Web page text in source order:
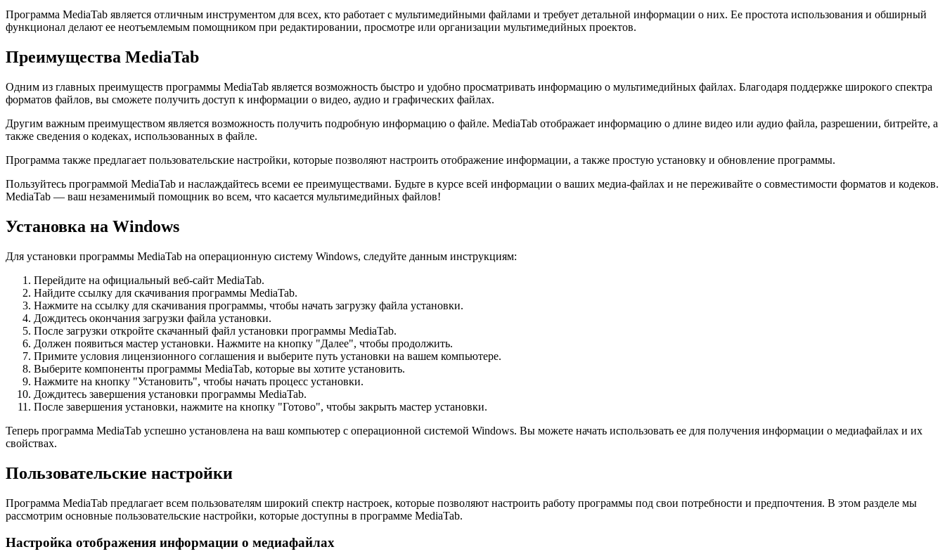
Программа MediaTab является отличным инструментом для всех, кто работает с мультимедийными файлами и требует детальной информации о них. Ее простота использования и обширный
функционал делают ее неотъемлемым помощником при редактировании, просмотре или организации мультимедийных проектов.
Преимущества MediaTab
Одним из главных преимуществ программы MediaTab является возможность быстро и удобно просматривать информацию о мультимедийных файлах. Благодаря поддержке широкого спектра
форматов файлов, вы сможете получить доступ к информации о видео, аудио и графических файлах.
Другим важным преимуществом является возможность получить подробную информацию о файле. MediaTab отображает информацию о длине видео или аудио файла, разрешении, битрейте, а
также сведения о кодеках, использованных в файле.
Программа также предлагает пользовательские настройки, которые позволяют настроить отображение информации, а также простую установку и обновление программы.
Пользуйтесь программой MediaTab и наслаждайтесь всеми ее преимуществами. Будьте в курсе всей информации о ваших медиа-файлах и не переживайте о совместимости форматов и кодеков.
MediaTab — ваш незаменимый помощник во всем, что касается мультимедийных файлов!
Установка на Windows
Для установки программы MediaTab на операционную систему Windows, следуйте данным инструкциям:
Перейдите на официальный веб-сайт MediaTab.
Найдите ссылку для скачивания программы MediaTab.
Нажмите на ссылку для скачивания программы, чтобы начать загрузку файла установки.
Дождитесь окончания загрузки файла установки.
После загрузки откройте скачанный файл установки программы MediaTab.
Должен появиться мастер установки. Нажмите на кнопку "Далее", чтобы продолжить.
Примите условия лицензионного соглашения и выберите путь установки на вашем компьютере.
Выберите компоненты программы MediaTab, которые вы хотите установить.
Нажмите на кнопку "Установить", чтобы начать процесс установки.
Дождитесь завершения установки программы MediaTab.
После завершения установки, нажмите на кнопку "Готово", чтобы закрыть мастер установки.
Теперь программа MediaTab успешно установлена на ваш компьютер с операционной системой Windows. Вы можете начать использовать ее для получения информации о медиафайлах и их
свойствах.
Пользовательские настройки
Программа MediaTab предлагает всем пользователям широкий спектр настроек, которые позволяют настроить работу программы под свои потребности и предпочтения. В этом разделе мы
рассмотрим основные пользовательские настройки, которые доступны в программе MediaTab.
Настройка отображения информации о медиафайлах